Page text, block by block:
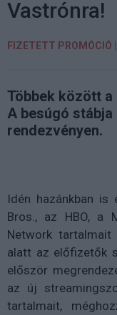
Vastrónra!
FIZETETT PROMÓCIÓ
Többek között
A besúgó
rendezvényen.
Idén hazánkban is
Bros., az HBO, a
Network
alatt az előfizetők
először
az új
tartalmait,